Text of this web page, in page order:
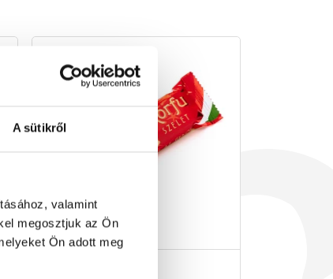
A sütikről
valamint
megosztjuk az Ön
Ön adott meg